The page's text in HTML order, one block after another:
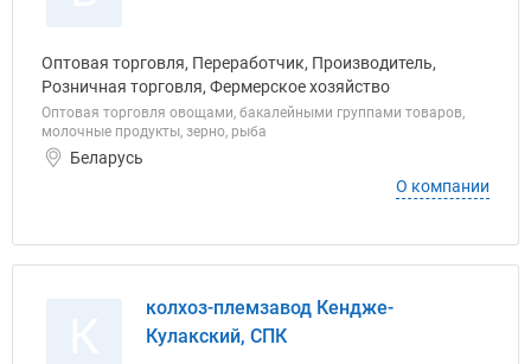
Оптовая торговля, Переработчик, Производитель,
Розничная торговля, Фермерское хозяйство
Оптовая торговля овощами, бакалейными группами товаров,
молочные продукты, зерно, рыба
Беларусь
О компании
колхоз-племзавод Кендже-
Кулакский, СПК